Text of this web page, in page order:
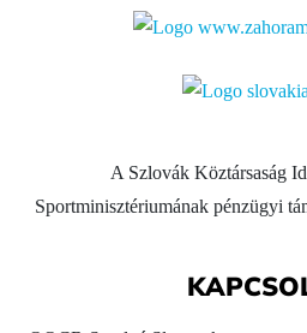
A Szlovák Köztársaság
Sportminisztériumának pénzügyi